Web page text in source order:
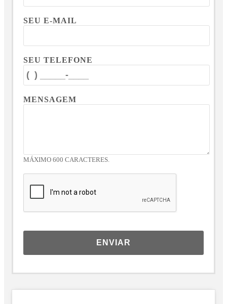
SEU E-MAIL
SEU TELEFONE
MENSAGEM
MÁXIMO 600 CARACTERES.
ENVIAR